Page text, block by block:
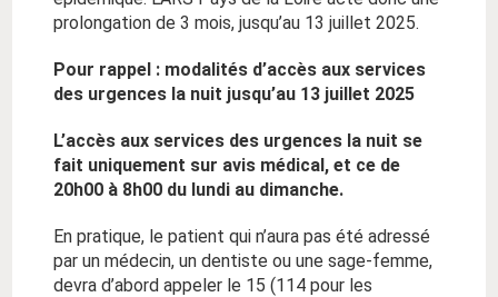
prolongation de 3 mois, jusqu’au 13 juillet 2025.
Pour rappel : modalités d’accès aux services
des urgences la nuit jusqu’au 13 juillet 2025
L’accès aux services des urgences la nuit se
fait uniquement sur avis médical, et ce de
20h00 à 8h00 du lundi au dimanche.
En pratique, le patient qui n’aura pas été adressé
par un médecin, un dentiste ou une sage-femme,
devra d’abord appeler le 15 (114 pour les